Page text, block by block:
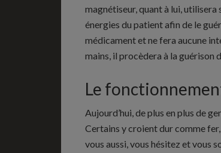
magnétiseur, quant à lui,
énergies du patient afin de le
médicament et ne fera aucune
mains, il procèdera à la guérison
Le
Aujourd’hui, de plus en plus de
Certains y croient dur comme
vous aussi, vous hésitez et vous